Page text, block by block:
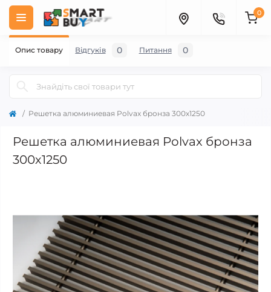
0
Решетка алюминиевая Polvax бронза 300х1250
Решетка алюминиевая Polvax бронза
300х1250
Опис товару Відгуків 0 Питання 0